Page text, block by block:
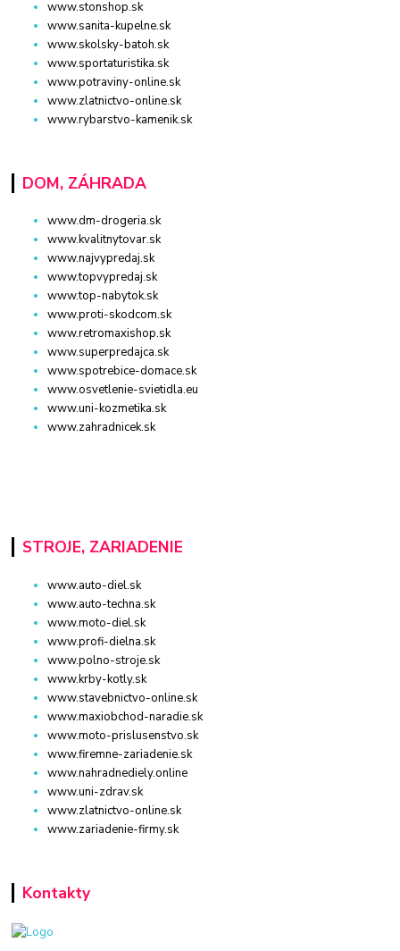
www.stonshop.sk
www.sanita-kupelne.sk
www.skolsky-batoh.sk
www.sportaturistika.sk
www.potraviny-online.sk
www.zlatnictvo-online.sk
www.rybarstvo-kamenik.sk
DOM, ZÁHRADA
www.dm-drogeria.sk
www.kvalitnytovar.sk
www.najvypredaj.sk
www.topvypredaj.sk
www.top-nabytok.sk
www.proti-skodcom.sk
www.retromaxishop.sk
www.superpredajca.sk
www.spotrebice-domace.sk
www.osvetlenie-svietidla.eu
www.uni-kozmetika.sk
www.zahradnicek.sk
STROJE, ZARIADENIE
www.auto-diel.sk
www.auto-techna.sk
www.moto-diel.sk
www.profi-dielna.sk
www.polno-stroje.sk
www.krby-kotly.sk
www.stavebnictvo-online.sk
www.maxiobchod-naradie.sk
www.moto-prislusenstvo.sk
www.firemne-zariadenie.sk
www.nahradnediely.online
www.uni-zdrav.sk
www.zlatnictvo-online.sk
www.zariadenie-firmy.sk
Kontakty